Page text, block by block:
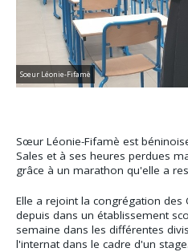
Soeur Léonie-Fifamè
Sœur Léonie-Fifamè est
Sales et à ses heures perdues
grâce à un marathon qu'elle a
Elle a rejoint la congrégation des
depuis dans un établissement
semaine dans les différentes
l'internat dans le cadre d'un stage.